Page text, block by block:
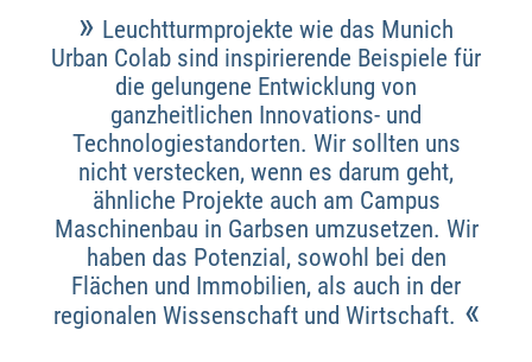
» Leuchtturmprojekte wie das Munich
Urban Colab sind inspirierende Beispiele für
die gelungene Entwicklung von
ganzheitlichen Innovations- und
Technologiestandorten. Wir sollten uns
nicht verstecken, wenn es darum geht,
ähnliche Projekte auch am Campus
Maschinenbau in Garbsen umzusetzen. Wir
haben das Potenzial, sowohl bei den
Flächen und Immobilien, als auch in der
regionalen Wissenschaft und Wirtschaft. «